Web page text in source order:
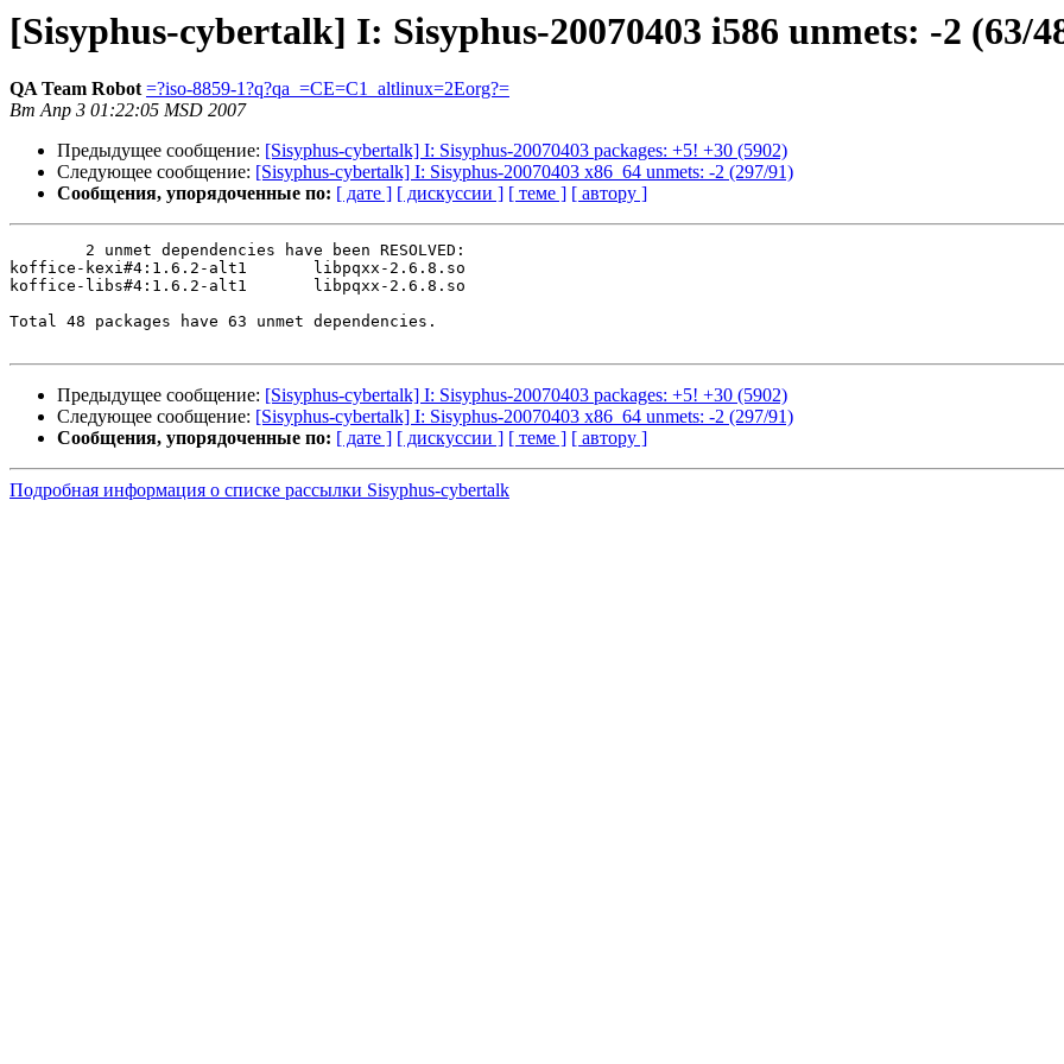
[Sisyphus-cybertalk] I: Sisyphus-20070403 i586 unmets: -2 (63/
QA Team Robot =?iso-8859-1?q?qa_=CE=C1_altlinux=2Eorg?=
Вт Апр 3 01:22:05 MSD 2007
Предыдущее сообщение: [Sisyphus-cybertalk] I: Sisyphus-20070403 packages: +5! +30 (5902)
Следующее сообщение: [Sisyphus-cybertalk] I: Sisyphus-20070403 x86_64 unmets: -2 (297/91)
Сообщения, упорядоченные по: [ дате ] [ дискуссии ] [ теме ] [ автору ]
koffice-kexi#4:1.6.2-alt1	libpqxx-2.6.8.so
koffice-libs#4:1.6.2-alt1	libpqxx-2.6.8.so
Total 48 packages have 63 unmet dependencies.
Предыдущее сообщение: [Sisyphus-cybertalk] I: Sisyphus-20070403 packages: +5! +30 (5902)
Следующее сообщение: [Sisyphus-cybertalk] I: Sisyphus-20070403 x86_64 unmets: -2 (297/91)
Сообщения, упорядоченные по: [ дате ] [ дискуссии ] [ теме ] [ автору ]
Подробная информация о списке рассылки Sisyphus-cybertalk